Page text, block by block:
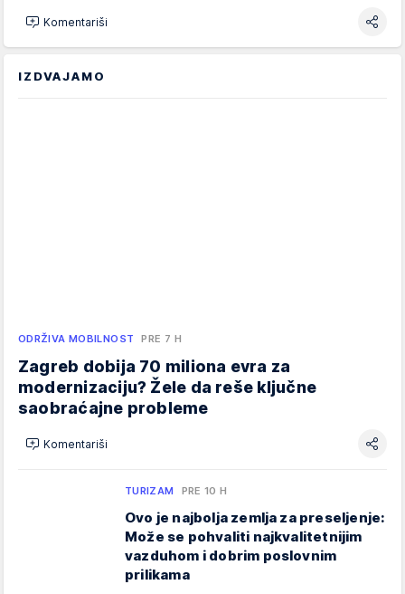
Komentariši
IZDVAJAMO
ODRŽIVA MOBILNOST PRE 7 H
Zagreb dobija 70 miliona evra za
modernizaciju? Žele da reše ključne
saobraćajne probleme
Komentariši
TURIZAM PRE 10 H
Ovo je najbolja zemlja za preseljenje:
Može se pohvaliti najkvalitetnijim
vazduhom i dobrim poslovnim
prilikama